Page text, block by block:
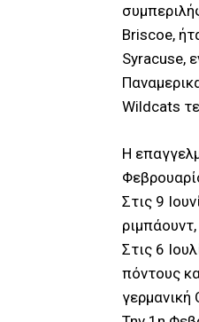
Briscoe,
Syracuse,
Wildcats
Η
Στις 9
Στις 6
πόντους
γερμανική